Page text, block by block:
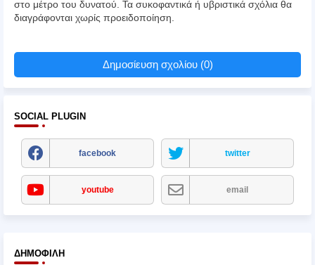
στο μέτρο του δυνατού. Τα συκοφαντικά ή υβριστικά σχόλια θα
διαγράφονται χωρίς προειδοποίηση.
Δημοσίευση σχολίου (0)
SOCIAL PLUGIN
facebook twitter
youtube email
ΔΗΜΟΦΙΛΉ